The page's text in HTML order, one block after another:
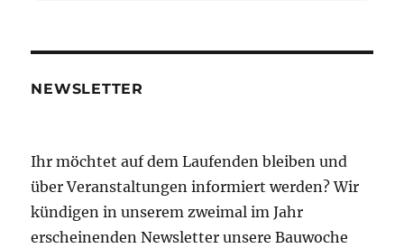
NEWSLETTER
Ihr möchtet auf dem Laufenden bleiben und
über Veranstaltungen informiert werden? Wir
kündigen in unserem zweimal im Jahr
erscheinenden Newsletter unsere Bauwoche